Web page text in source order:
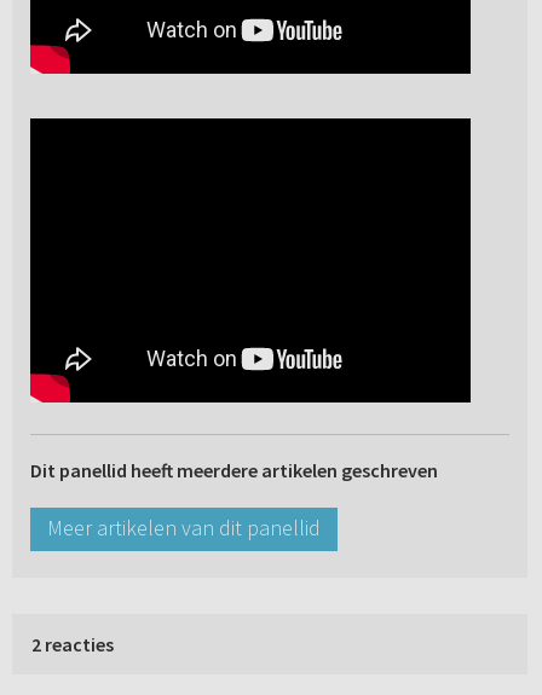
Dit panellid heeft meerdere artikelen geschreven
Meer artikelen van dit panellid
2 reacties